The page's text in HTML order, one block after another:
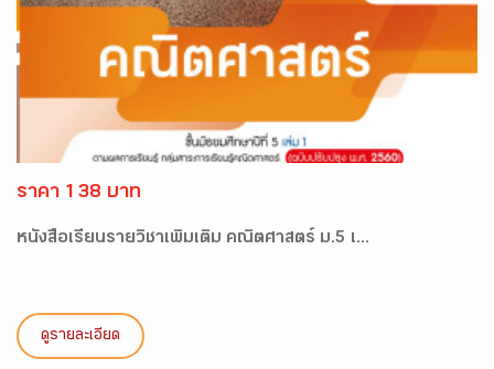
ราคา 138 บาท
หนังสือเรียนรายวิชาเพิ่มเติม คณิตศาสตร์ ม.5 เ...
ดูรายละเอียด